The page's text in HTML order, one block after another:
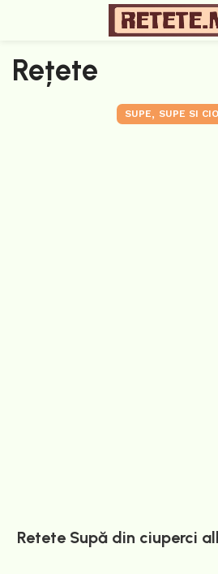
Rețete
SUPE, SUPE SI
Retete Supă din ciuperci